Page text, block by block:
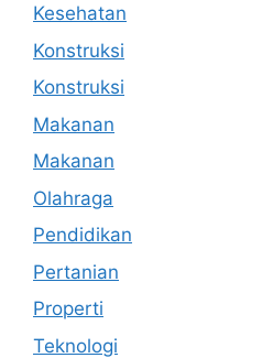
Kesehatan
Konstruksi
Konstruksi
Makanan
Makanan
Olahraga
Pendidikan
Pertanian
Properti
Teknologi